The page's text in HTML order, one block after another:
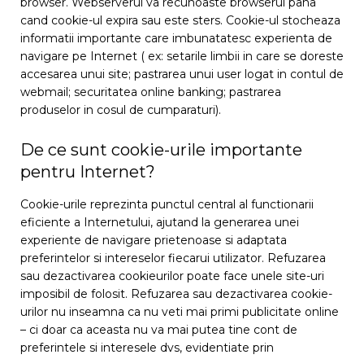
cand cookie-ul expira sau este sters. Cookie-ul stocheaza
informatii importante care imbunatatesc experienta de
navigare pe Internet ( ex: setarile limbii in care se doreste
accesarea unui site; pastrarea unui user logat in contul de
webmail; securitatea online banking; pastrarea
produselor in cosul de cumparaturi).
De ce sunt cookie-urile importante
pentru Internet?
Cookie-urile reprezinta punctul central al functionarii
eficiente a Internetului, ajutand la generarea unei
experiente de navigare prietenoase si adaptata
preferintelor si intereselor fiecarui utilizator. Refuzarea
sau dezactivarea cookieurilor poate face unele site-uri
imposibil de folosit. Refuzarea sau dezactivarea cookie-
urilor nu inseamna ca nu veti mai primi publicitate online
– ci doar ca aceasta nu va mai putea tine cont de
preferintele si interesele dvs, evidentiate prin